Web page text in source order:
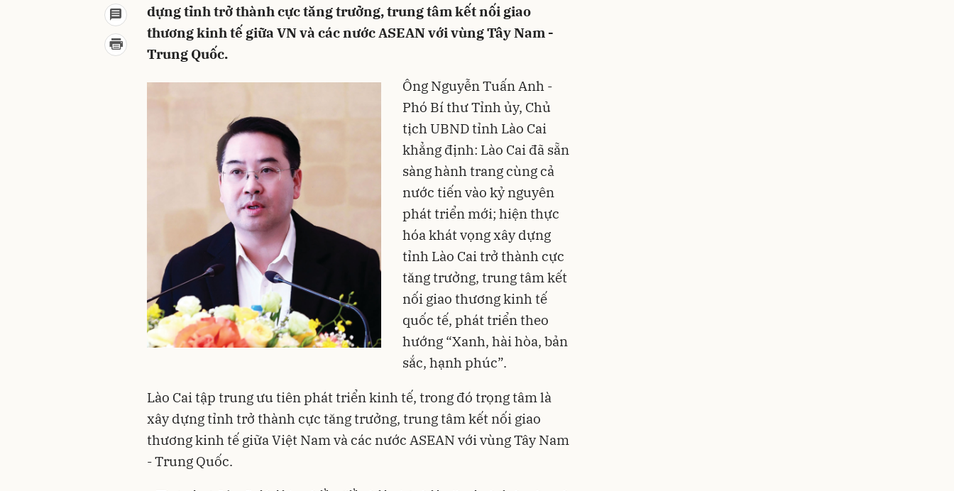
dựng tỉnh trở thành cực tăng trưởng, trung tâm kết nối giao
thương kinh tế giữa VN và các nước ASEAN với vùng Tây Nam -
Trung Quốc.
Ông Nguyễn Tuấn Anh -
Phó Bí thư Tỉnh ủy, Chủ
tịch UBND tỉnh Lào Cai
khẳng định: Lào Cai đã sẵn
sàng hành trang cùng cả
nước tiến vào kỷ nguyên
phát triển mới; hiện thực
hóa khát vọng xây dựng
tỉnh Lào Cai trở thành cực
tăng trưởng, trung tâm kết
nối giao thương kinh tế
quốc tế, phát triển theo
hướng “Xanh, hài hòa, bản
sắc, hạnh phúc”.
Lào Cai tập trung ưu tiên phát triển kinh tế, trong đó trọng tâm là
xây dựng tỉnh trở thành cực tăng trưởng, trung tâm kết nối giao
thương kinh tế giữa Việt Nam và các nước ASEAN với vùng Tây Nam
- Trung Quốc.